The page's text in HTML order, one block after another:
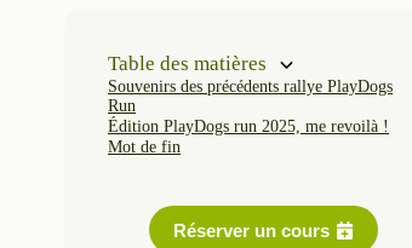
Table des matières
Souvenirs des précédents rallye PlayDogs
Run
Édition PlayDogs run 2025, me revoilà !
Mot de fin
Réserver un cours